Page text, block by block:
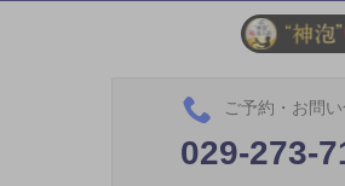
ご予約・お問
029-273-